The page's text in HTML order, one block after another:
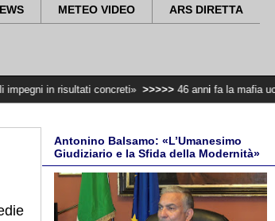
METEO VIDEO ARS DIRETTA
concreti» >>>>> 46 anni fa la mafia uccideva il
Antonino Balsamo: «L’Umanesimo
Giudiziario e la Sfida della Modernità»